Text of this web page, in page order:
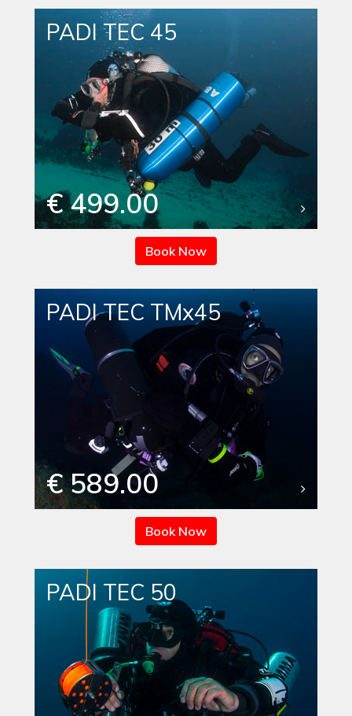
PADI TEC 45
€ 499.00
Book Now
PADI TEC TMx45
€ 589.00
Book Now
PADI TEC 50